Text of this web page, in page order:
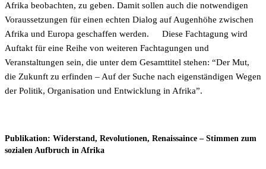
Afrika beobachten, zu geben. Damit sollen auch die notwendigen
Voraussetzungen für einen echten Dialog auf Augenhöhe zwischen
Afrika und Europa geschaffen werden. Diese Fachtagung wird
Auftakt für eine Reihe von weiteren Fachtagungen und
Veranstaltungen sein, die unter dem Gesamttitel stehen: “Der Mut,
die Zukunft zu erfinden – Auf der Suche nach eigenständigen Wegen
der Politik, Organisation und Entwicklung in Afrika”.
Publikation: Widerstand, Revolutionen, Renaissaince – Stimmen zum
sozialen Aufbruch in Afrika